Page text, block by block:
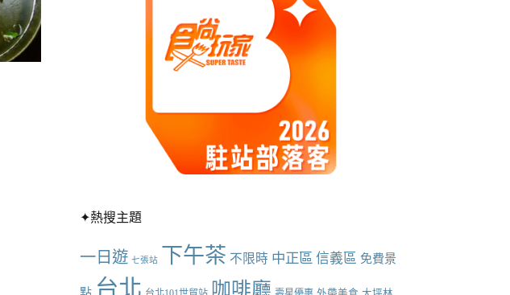
✦熱搜主題
一日遊 七張站 下午茶 不限時 中正區 信義區 免費景
點 台北 咖啡廳